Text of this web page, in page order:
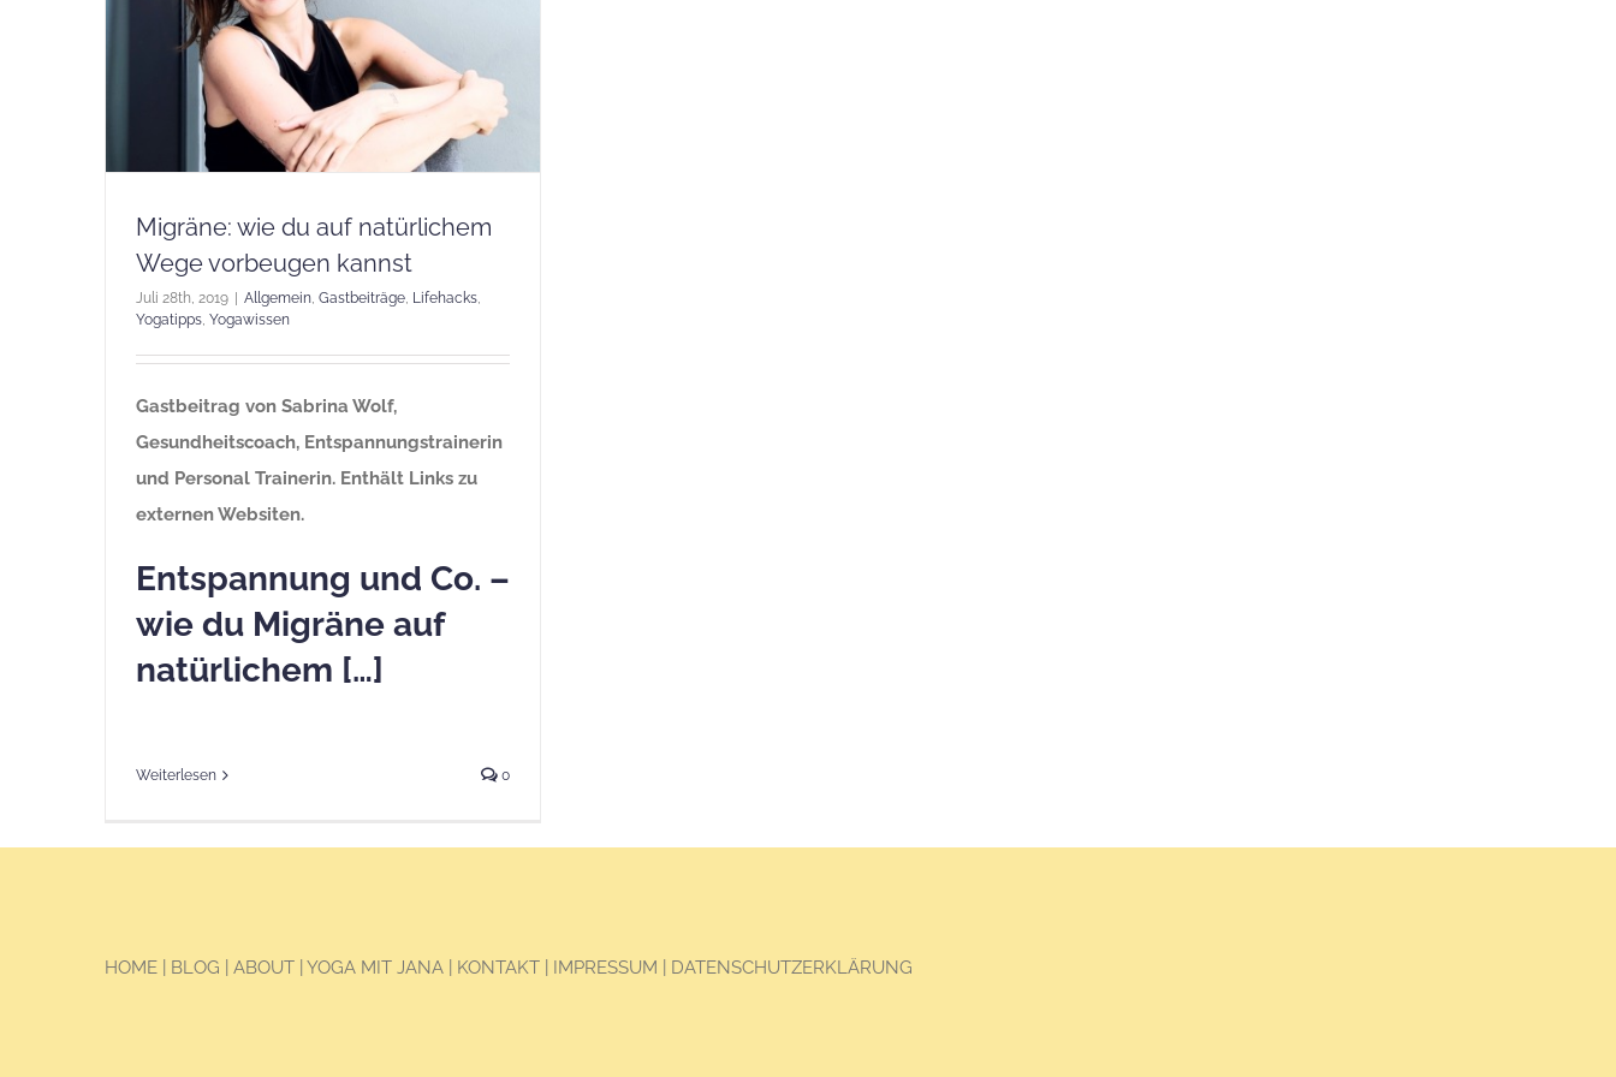
Migräne: wie du auf natürlichem
Wege vorbeugen kannst
Juli 28th, 2019 Allgemein, Gastbeiträge, Lifehacks,
Yogatipps, Yogawissen
Gastbeitrag von Sabrina Wolf,
Gesundheitscoach, Entspannungstrainerin
und Personal Trainerin. Enthält Links zu
externen Websiten.
Entspannung und Co. –
wie du Migräne auf
natürlichem […]
Weiterlesen 0
HOME BLOG ABOUT YOGA MIT JANA KONTAKT IMPRESSUM DATENSCHUTZERKLÄRUNG